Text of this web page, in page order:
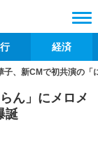
経済
子、新CMで初共演の「
ん」にメロメ
誕